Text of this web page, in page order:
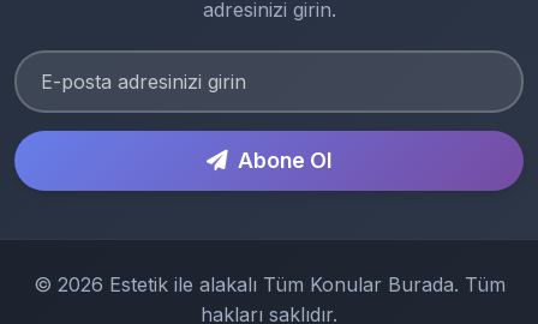
adresinizi girin.
Abone Ol
© 2026 Estetik ile alakalı Tüm Konular Burada. Tüm
hakları saklıdır.